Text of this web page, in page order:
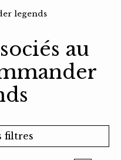
legends
au
filtres